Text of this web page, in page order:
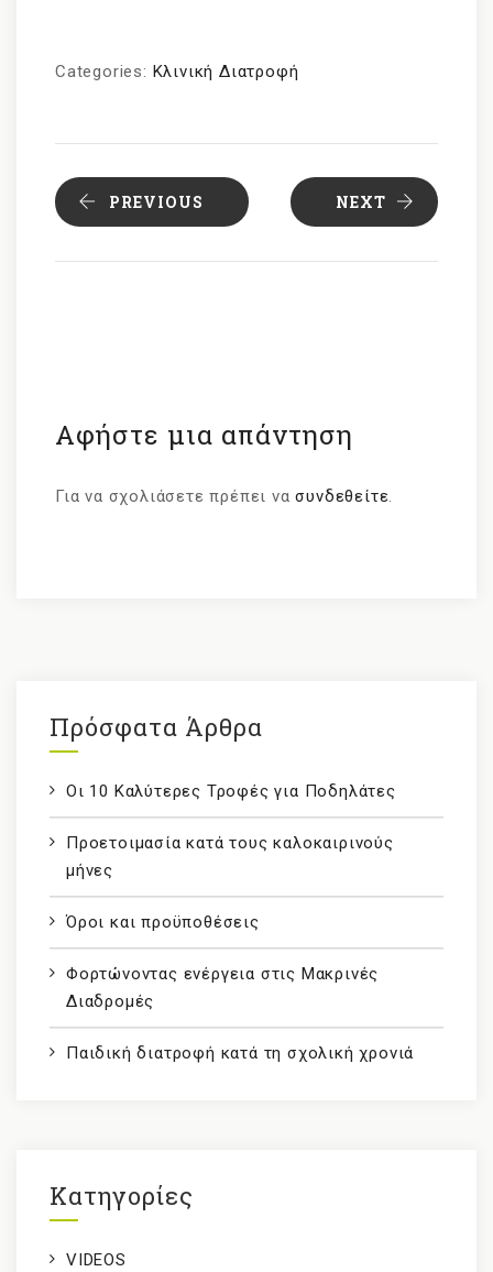
Categories: Κλινική Διατροφή
PREVIOUS NEXT
Αφήστε μια απάντηση
Για να σχολιάσετε πρέπει νασυνδεθείτε.
Πρόσφατα Άρθρα
Οι 10 Καλύτερες Τροφές για Ποδηλάτες
Προετοιμασία κατά τους καλοκαιρινούς
μήνες
Όροι και προϋποθέσεις
Φορτώνοντας ενέργεια στις Μακρινές
Διαδρομές
Παιδική διατροφή κατά τη σχολική χρονιά
Kατηγορίες
VIDEOS